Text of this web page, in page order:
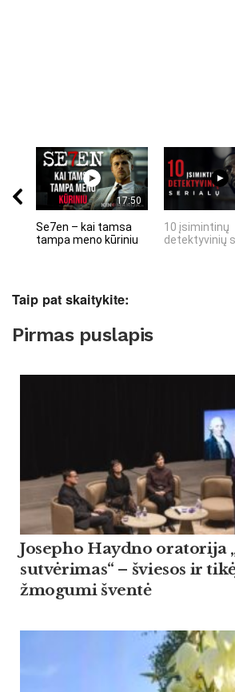
17:50
Se7en – kai tamsa
tampa meno kūriniu
10 įsimintinų
detektyvinių
Taip pat skaitykite:
Pirmas puslapis
Josepho Haydno oratorija
sutvėrimas“ – šviesos ir
žmogumi šventė